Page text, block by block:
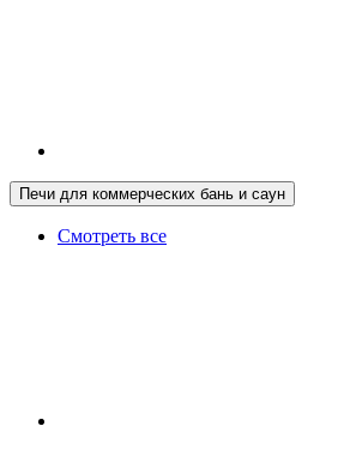
Печи для коммерческих бань и саун
Смотреть все